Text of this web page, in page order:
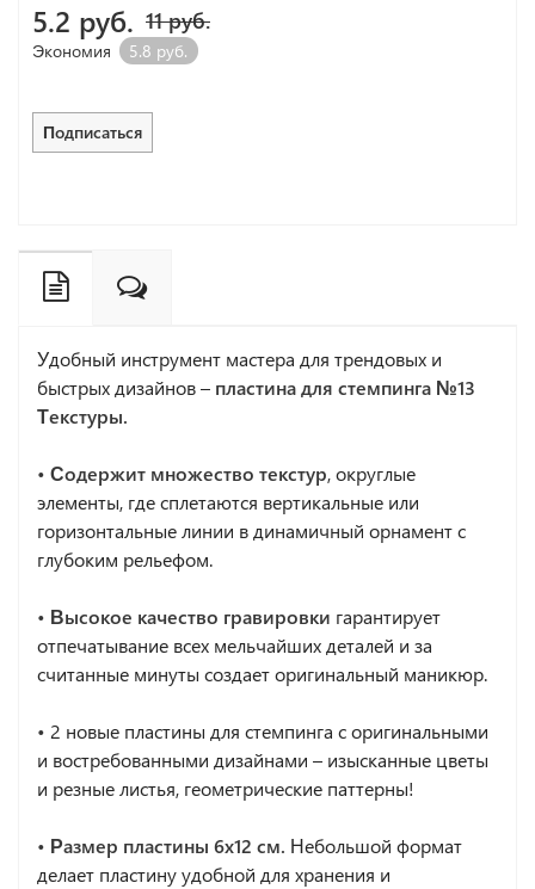
5.2 руб. 11 руб.
Экономия 5.8 руб.
Подписаться
Удобный инструмент мастера для трендовых и
быстрых дизайнов – пластина для стемпинга №13
Текстуры.
• Содержит множество текстур, округлые
элементы, где сплетаются вертикальные или
горизонтальные линии в динамичный орнамент с
глубоким рельефом.
• Высокое качество гравировки гарантирует
отпечатывание всех мельчайших деталей и за
считанные минуты создает оригинальный маникюр.
• 2 новые пластины для стемпинга с оригинальными
и востребованными дизайнами – изысканные цветы
и резные листья, геометрические паттерны!
• Размер пластины 6х12 см. Небольшой формат
делает пластину удобной для хранения и